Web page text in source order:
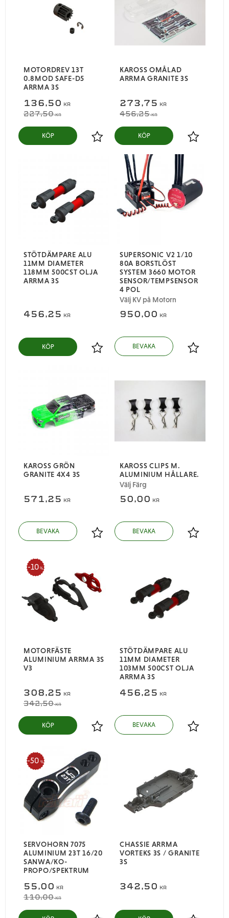
MOTORDREV 13T
0.8MOD SAFE-D5
ARRMA 3S
136,50 KR
227,50KR
Lägg till i favoriter
KÖP
KAROSS OMÅLAD
ARRMA GRANITE 3S
273,75 KR
456,25KR
Lägg till i
KÖP
STÖTDÄMPARE ALU
11MM DIAMETER
118MM 500CST OLJA
ARRMA 3S
456,25 KR
Lägg till i favoriter
KÖP
SUPERSONIC V2 1/10
80A BORSTLÖST
SYSTEM 3660 MOTOR
SENSOR/TEMPSENSOR
4 POL
Välj KV på Motorn
950,00 KR
Lägg till i
KAROSS GRÖN
GRANITE 4X4 3S
571,25 KR
Lägg till i favoriter
KAROSS CLIPS M.
ALUMINIUM HÅLLARE.
Välj Färg
50,00 KR
Lägg till i
MOTORFÄSTE
ALUMINIUM ARRMA 3S
V3
308,25 KR
342,50KR
10 %
Lägg till i favoriter
KÖP
STÖTDÄMPARE ALU
11MM DIAMETER
103MM 500CST OLJA
ARRMA 3S
456,25 KR
Lägg till i
SERVOHORN 7075
ALUMINIUM 23T 16/20
SANWA/KO-
PROPO/SPEKTRUM
55,00 KR
110,00KR
50 %
CHASSIE ARRMA
VORTEKS 3S / GRANITE
3S
342,50 KR